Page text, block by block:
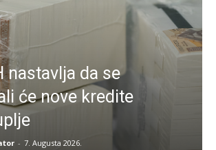
nastavlja da se
će nove kredite
- 7. Augusta 2026.